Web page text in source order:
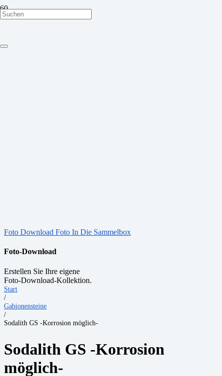
Foto Download Foto In Die Sammelbox
Foto-Download
Erstellen Sie Ihre eigene
Foto-Download-Kollektion.
Start
/
Gabionensteine
/
Sodalith GS -Korrosion möglich-
Sodalith GS -Korrosion
möglich-